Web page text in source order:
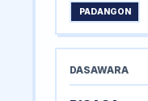
PADANGON
DASAWARA